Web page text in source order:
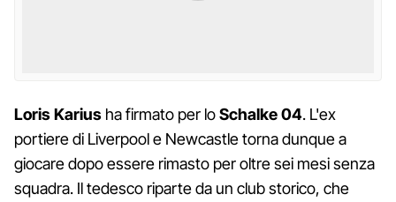
Loris Karius ha firmato per loSchalke 04. L'ex
portiere di Liverpool e Newcastle torna dunque a
giocare dopo essere rimasto per oltre sei mesi senza
squadra. Il tedesco riparte da un club storico, che